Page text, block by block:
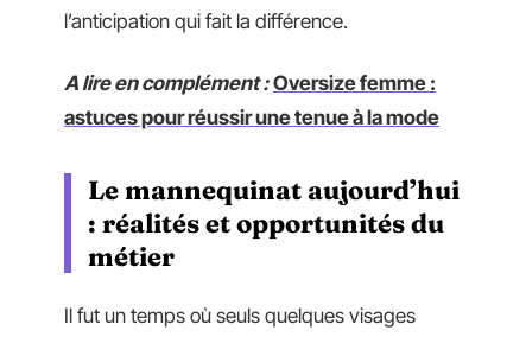
l’anticipation qui fait la différence.
A lire en complément : Oversize femme :
astuces pour réussir une tenue à la mode
Le mannequinat aujourd’hui
: réalités et opportunités du
métier
Il fut un temps où seuls quelques visages